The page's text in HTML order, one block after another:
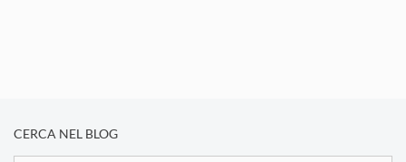
CERCA NEL BLOG